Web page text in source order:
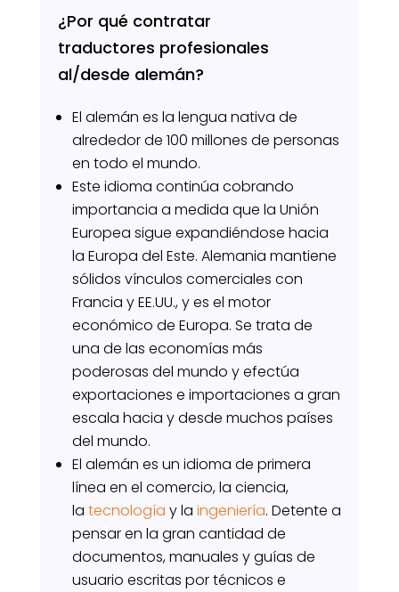
¿Por qué contratar
traductores profesionales
al/desde alemán?
El alemán es la lengua nativa de
alrededor de 100 millones de personas
en todo el mundo.
Este idioma continúa cobrando
importancia a medida que la Unión
Europea sigue expandiéndose hacia
la Europa del Este. Alemania mantiene
sólidos vínculos comerciales con
Francia y EE.UU., y es el motor
económico de Europa. Se trata de
una de las economías más
poderosas del mundo y efectúa
exportaciones e importaciones a gran
escala hacia y desde muchos países
del mundo.
El alemán es un idioma de primera
línea en el comercio, la ciencia,
la tecnología y la ingeniería. Detente a
pensar en la gran cantidad de
documentos, manuales y guías de
usuario escritas por técnicos e